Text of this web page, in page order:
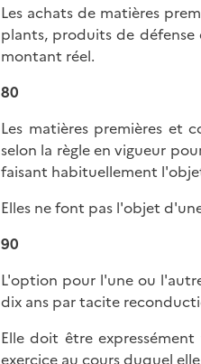
Les achats de matières
plants, produits de défense
montant réel.
80
Les matières premières et
selon la règle en vigueur
faisant habituellement
Elles ne font pas l'objet
90
L'option pour l'une ou
dix ans par tacite
Elle doit être
exercice au cours duquel